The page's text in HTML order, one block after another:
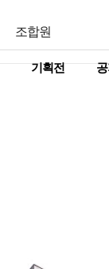
기획전
조합원